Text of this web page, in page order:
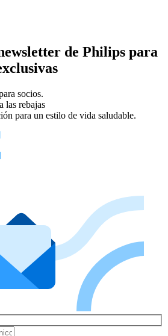
de Philips para
socios.
las rebajas
para un estilo de vida saludable.